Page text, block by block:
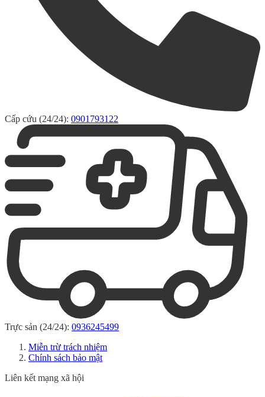
Cấp cứu (24/24): 0901793122
Trực sản (24/24): 0936245499
Miễn trừ trách nhiệm
Chính sách bảo mật
Liên kết mạng xã hội